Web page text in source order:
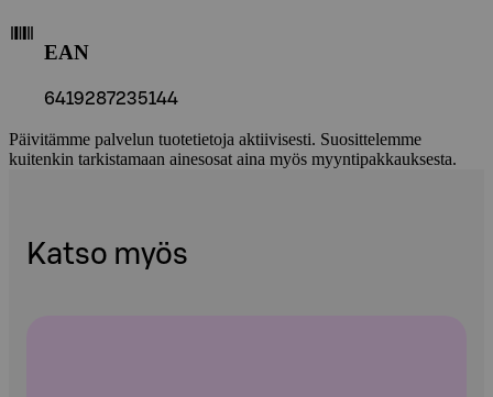
EAN
6419287235144
Päivitämme palvelun tuotetietoja aktiivisesti. Suosittelemme
kuitenkin tarkistamaan ainesosat aina myös myyntipakkauksesta.
Katso myös